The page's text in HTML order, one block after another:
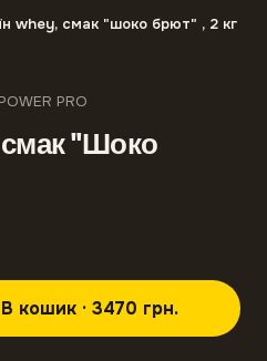
whey, смак "шоко брют" , 2 кг
PRO
смак "Шоко
В кошик · 3470 грн.